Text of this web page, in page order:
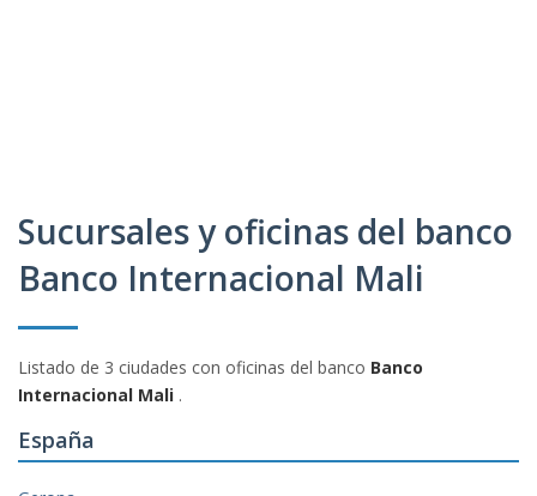
Sucursales y oficinas del banco
Banco Internacional Mali
Listado de 3 ciudades con oficinas del banco Banco
Internacional Mali .
España